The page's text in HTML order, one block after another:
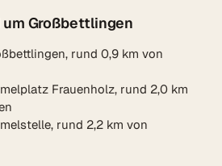
Großbettlingen
rund 0,9 km von
Frauenholz, rund 2,0 km
rund 2,2 km von